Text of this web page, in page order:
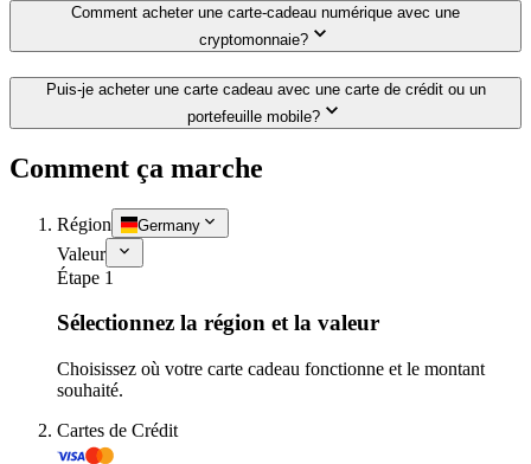
Comment acheter une carte-cadeau numérique avec une
cryptomonnaie?
Puis-je acheter une carte cadeau avec une carte de crédit ou un
portefeuille mobile?
Comment ça marche
Région Germany
Valeur
Étape 1
Sélectionnez la région et la valeur
Choisissez où votre carte cadeau fonctionne et le montant
souhaité.
Cartes de Crédit